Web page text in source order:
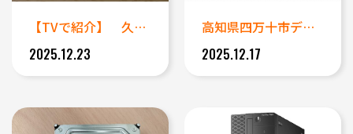
【TVで紹介】 久しぶりに電源...
2025.12.23
高知県四万十市データ復旧｜異音...
2025.12.17